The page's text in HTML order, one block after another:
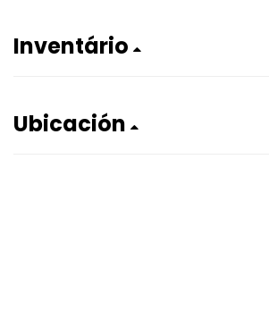
Inventário
Ubicación